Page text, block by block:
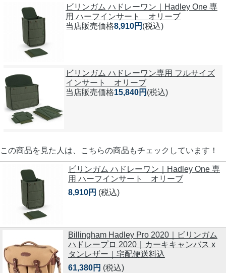
ビリンガム ハドレーワン｜Hadley One 専
用 ハーフインサート オリーブ
当店販売価格8,910円 (税込)
ビリンガム ハドレーワン専用 フルサイズ
インサート オリーブ
当店販売価格15,840円 (税込)
この商品を見た人は、こちらの商品もチェックしています！
ビリンガム ハドレーワン｜Hadley One 専
用 ハーフインサート オリーブ
8,910円 (税込)
Billingham Hadley Pro 2020｜ビリンガム
ハドレープロ 2020｜カーキキャンバス x
タンレザー｜宅配便送料込
61,380円 (税込)